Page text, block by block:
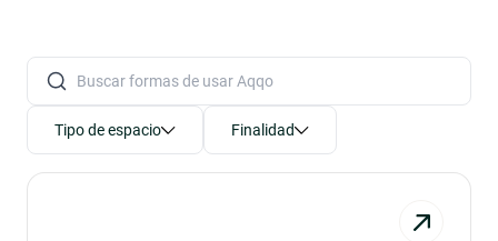
Tipo de espacio Finalidad
Buscar formas de usar Aqqo
141 results found.